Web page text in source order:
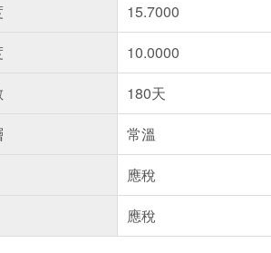
15.7000
10.0000
180天
常溫
應稅
應稅